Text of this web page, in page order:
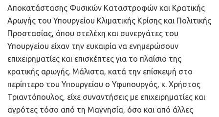
Αποκατάστασης Φυσικών Καταστροφών και Κρατικής
Αρωγής του Υπουργείου Κλιματικής Κρίσης και Πολιτικής
Προστασίας, όπου στελέχη και συνεργάτες του
Υπουργείου είχαν την ευκαιρία να ενημερώσουν
επιχειρηματίες και επισκέπτες για το πλαίσιο της
κρατικής αρωγής. Μάλιστα, κατά την επίσκεψή στο
περίπτερο του Υπουργείου ο Υφυπουργός, κ. Χρήστος
Τριαντόπουλος, είχε συναντήσεις με επιχειρηματίες και
αγρότες τόσο από τη Μαγνησία, όσο και από άλλες